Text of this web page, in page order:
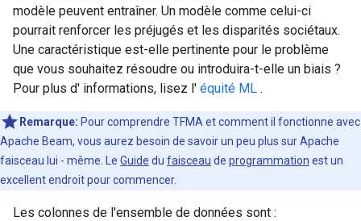
modèle peuvent entraîner. Un modèle comme celui-ci
pourrait renforcer les préjugés et les disparités sociétaux.
Une caractéristique est-elle pertinente pour le problème
que vous souhaitez résoudre ou introduira-t-elle un biais ?
Pour plus d' informations, lisez l' équité ML .
Remarque: Pour comprendre TFMA et comment il fonctionne avec
Apache Beam, vous aurez besoin de savoir un peu plus sur Apache
faisceau lui - même. Le Guide du faisceau de programmation est un
excellent endroit pour commencer.
Les colonnes de l'ensemble de données sont :